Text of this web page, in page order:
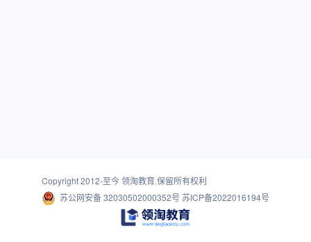
Copyright 2012-至今领淘教育.保留所有权利
苏公网安备 32030502000352号 苏ICP备2022016194号